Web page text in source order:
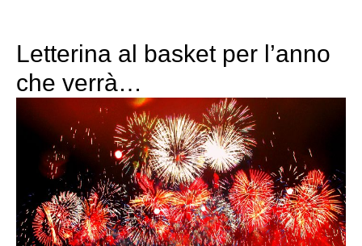
Letterina al basket per l’anno
che verrà…